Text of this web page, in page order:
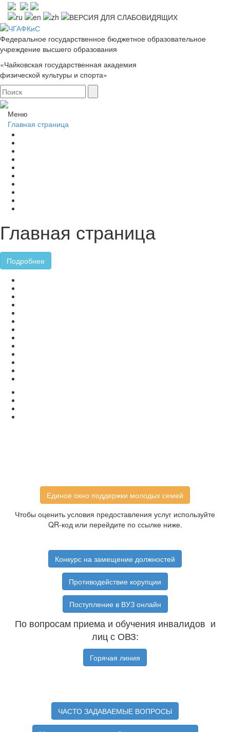
Федеральное государственное бюджетное образовательное
учреждение высшего образования
«Чайковская государственная академия
физической культуры и спорта»
Меню
Главная страница
Главная страница
Подробнее
Единое окно поддержки молодых семей
Чтобы оценить условия предоставления услуг используйте
QR-код или перейдите по ссылке ниже.
Конкурс на замещение должностей
Противодействие корупции
Поступление в ВУЗ онлайн
По вопросам приема и обучения инвалидов и
лиц с ОВЗ:
Горячая линия
ЧАСТО ЗАДАВАЕМЫЕ ВОПРОСЫ